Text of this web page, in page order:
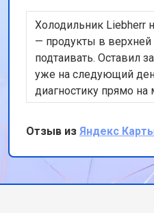
Холодильник Liebherr
— продукты в
подтаивать. Оставил
уже на следующий
диагностику прямо на
компрессор,
зонам, объяснил, что
выходе из строя
сделал за час. После
ещё раз, рассказал,
продукты, чтобы не
Отзыв из Яндекс